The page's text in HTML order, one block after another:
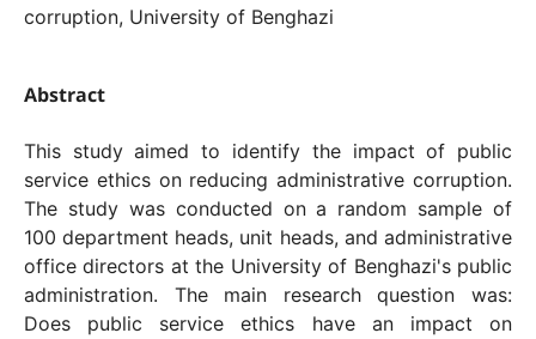
corruption, University of Benghazi
Abstract
This study aimed to identify the impact of public
service ethics on reducing administrative corruption.
The study was conducted on a random sample of
100 department heads, unit heads, and administrative
office directors at the University of Benghazi's public
administration. The main research question was:
Does public service ethics have an impact on